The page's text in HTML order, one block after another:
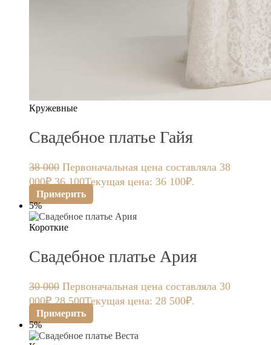
Кружевные
Свадебное платье Гайя
38 000 Первоначальная цена составляла 38
000₽.36 100Текущая цена: 36 100₽.
Примерить
5%
Короткие
Свадебное платье Ария
30 000 Первоначальная цена составляла 30
000₽.28 500Текущая цена: 28 500₽.
Примерить
5%